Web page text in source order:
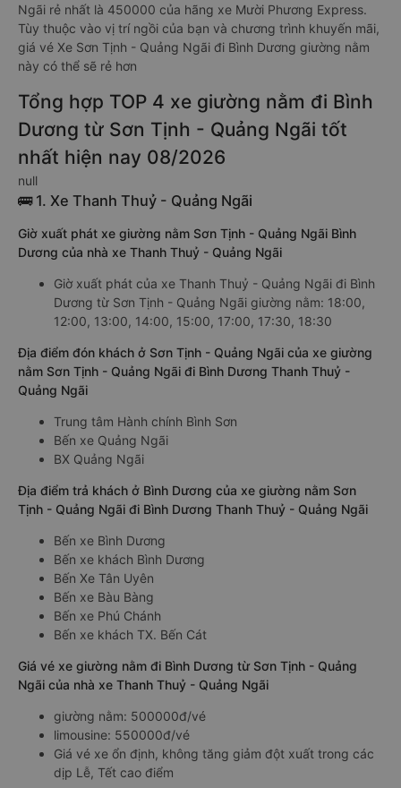
Ngãi rẻ nhất là 450000 của hãng xe Mười Phương Express.
Tùy thuộc vào vị trí ngồi của bạn và chương trình khuyến mãi,
giá vé Xe Sơn Tịnh - Quảng Ngãi đi Bình Dương giường nằm
này có thể sẽ rẻ hơn
Tổng hợp TOP 4 xe giường nằm đi Bình
Dương từ Sơn Tịnh - Quảng Ngãi tốt
nhất hiện nay 08/2026
null
🚌 1. Xe Thanh Thuỷ - Quảng Ngãi
Giờ xuất phát xe giường nằm Sơn Tịnh - Quảng Ngãi Bình
Dương của nhà xe Thanh Thuỷ - Quảng Ngãi
Giờ xuất phát của xe Thanh Thuỷ - Quảng Ngãi đi Bình
Dương từ Sơn Tịnh - Quảng Ngãi giường nằm: 18:00,
12:00, 13:00, 14:00, 15:00, 17:00, 17:30, 18:30
Địa điểm đón khách ở Sơn Tịnh - Quảng Ngãi của xe giường
nằm Sơn Tịnh - Quảng Ngãi đi Bình Dương Thanh Thuỷ -
Quảng Ngãi
Trung tâm Hành chính Bình Sơn
Bến xe Quảng Ngãi
BX Quảng Ngãi
Địa điểm trả khách ở Bình Dương của xe giường nằm Sơn
Tịnh - Quảng Ngãi đi Bình Dương Thanh Thuỷ - Quảng Ngãi
Bến xe Bình Dương
Bến xe khách Bình Dương
Bến Xe Tân Uyên
Bến xe Bàu Bàng
Bến xe Phú Chánh
Bến xe khách TX. Bến Cát
Giá vé xe giường nằm đi Bình Dương từ Sơn Tịnh - Quảng
Ngãi của nhà xe Thanh Thuỷ - Quảng Ngãi
giường nằm: 500000đ/vé
limousine: 550000đ/vé
Giá vé xe ổn định, không tăng giảm đột xuất trong các
dịp Lễ, Tết cao điểm